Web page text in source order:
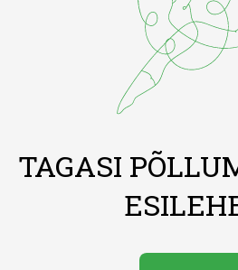
TAGASI